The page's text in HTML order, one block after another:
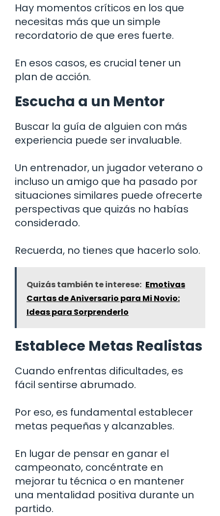
Hay momentos críticos en los que
necesitas más que un simple
recordatorio de que eres fuerte.
En esos casos, es crucial tener un
plan de acción.
Escucha a un Mentor
Buscar la guía de alguien con más
experiencia puede ser invaluable.
Un entrenador, un jugador veterano o
incluso un amigo que ha pasado por
situaciones similares puede ofrecerte
perspectivas que quizás no habías
considerado.
Recuerda, no tienes que hacerlo solo.
Quizás también te interese: Emotivas
Cartas de Aniversario para Mi Novio:
Ideas para Sorprenderlo
Establece Metas Realistas
Cuando enfrentas dificultades, es
fácil sentirse abrumado.
Por eso, es fundamental establecer
metas pequeñas y alcanzables.
En lugar de pensar en ganar el
campeonato, concéntrate en
mejorar tu técnica o en mantener
una mentalidad positiva durante un
partido.